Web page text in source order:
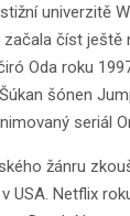
univerzitě
začala číst ještě
Oda roku
šónen
seriál
žánru
USA. Netflix